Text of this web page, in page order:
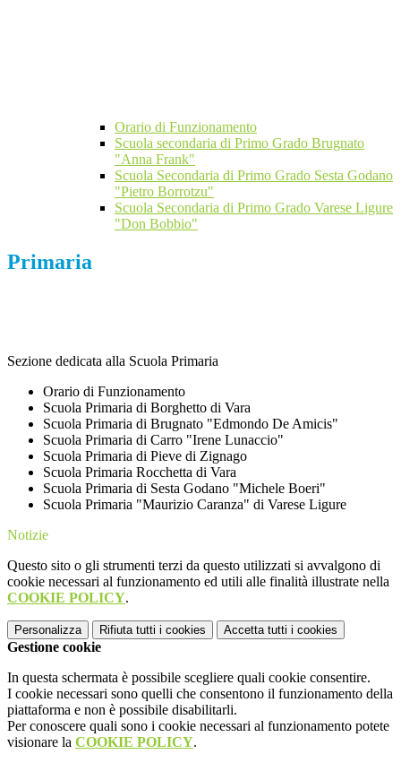
Orario di Funzionamento
Scuola secondaria di Primo Grado Brugnato
"Anna Frank"
Scuola Secondaria di Primo Grado Sesta Godano
"Pietro Borrotzu"
Scuola Secondaria di Primo Grado Varese Ligure
"Don Bobbio"
Primaria
Sezione dedicata alla Scuola Primaria
Orario di Funzionamento
Scuola Primaria di Borghetto di Vara
Scuola Primaria di Brugnato "Edmondo De Amicis"
Scuola Primaria di Carro "Irene Lunaccio"
Scuola Primaria di Pieve di Zignago
Scuola Primaria Rocchetta di Vara
Scuola Primaria di Sesta Godano "Michele Boeri"
Scuola Primaria "Maurizio Caranza" di Varese Ligure
Notizie
Questo sito o gli strumenti terzi da questo utilizzati si avvalgono di
cookie necessari al funzionamento ed utili alle finalità illustrate nella
COOKIE POLICY.
Personalizza Rifiuta tutti i cookies Accetta tutti i cookies
Gestione cookie
In questa schermata è possibile scegliere quali cookie consentire.
I cookie necessari sono quelli che consentono il funzionamento della
piattaforma e non è possibile disabilitarli.
Per conoscere quali sono i cookie necessari al funzionamento potete
visionare la COOKIE POLICY.